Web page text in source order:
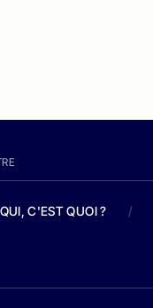
C'EST QUOI ? /